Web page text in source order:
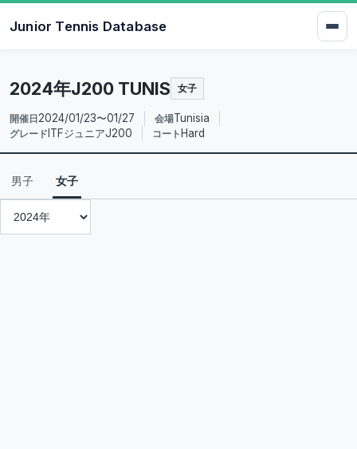
Junior Tennis Database
2024年J200 TUNIS 女子
開催日 2024/01/23〜01/27 会場Tunisia
グレード ITFジュニアJ200 コート Hard
男子 女子